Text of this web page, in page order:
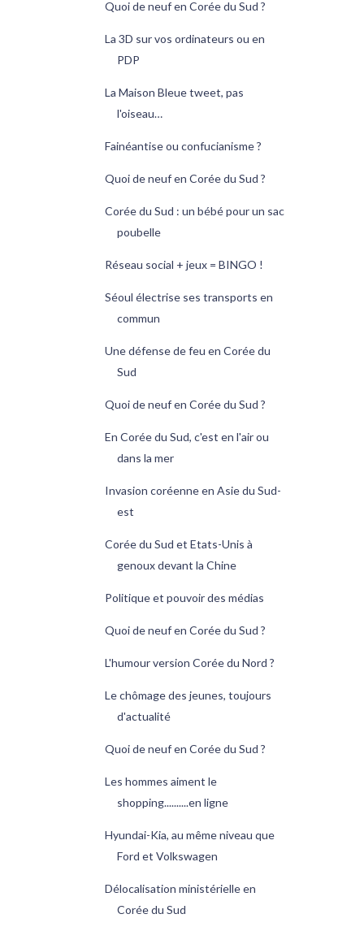
Quoi de neuf en Corée du Sud ?
La 3D sur vos ordinateurs ou en
PDP
La Maison Bleue tweet, pas
l'oiseau…
Fainéantise ou confucianisme ?
Quoi de neuf en Corée du Sud ?
Corée du Sud : un bébé pour un sac
poubelle
Réseau social + jeux = BINGO !
Séoul électrise ses transports en
commun
Une défense de feu en Corée du
Sud
Quoi de neuf en Corée du Sud ?
En Corée du Sud, c'est en l'air ou
dans la mer
Invasion coréenne en Asie du Sud-
est
Corée du Sud et Etats-Unis à
genoux devant la Chine
Politique et pouvoir des médias
Quoi de neuf en Corée du Sud ?
L'humour version Corée du Nord ?
Le chômage des jeunes, toujours
d'actualité
Quoi de neuf en Corée du Sud ?
Les hommes aiment le
shopping..........en ligne
Hyundai-Kia, au même niveau que
Ford et Volkswagen
Délocalisation ministérielle en
Corée du Sud